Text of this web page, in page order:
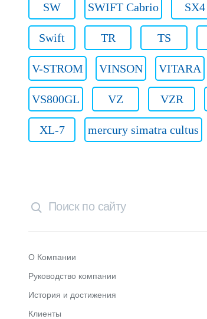
SW SWIFT Cabrio SX4
Swift TR TS
V-STROM VINSON VITARA
VS800GL VZ VZR
XL-7 mercury simatra cultus
О Компании
Руководство компании
История и достижения
Клиенты